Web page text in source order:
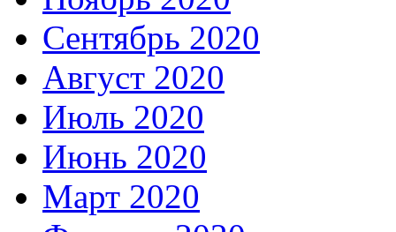
Сентябрь 2020
Август 2020
Июль 2020
Июнь 2020
Март 2020